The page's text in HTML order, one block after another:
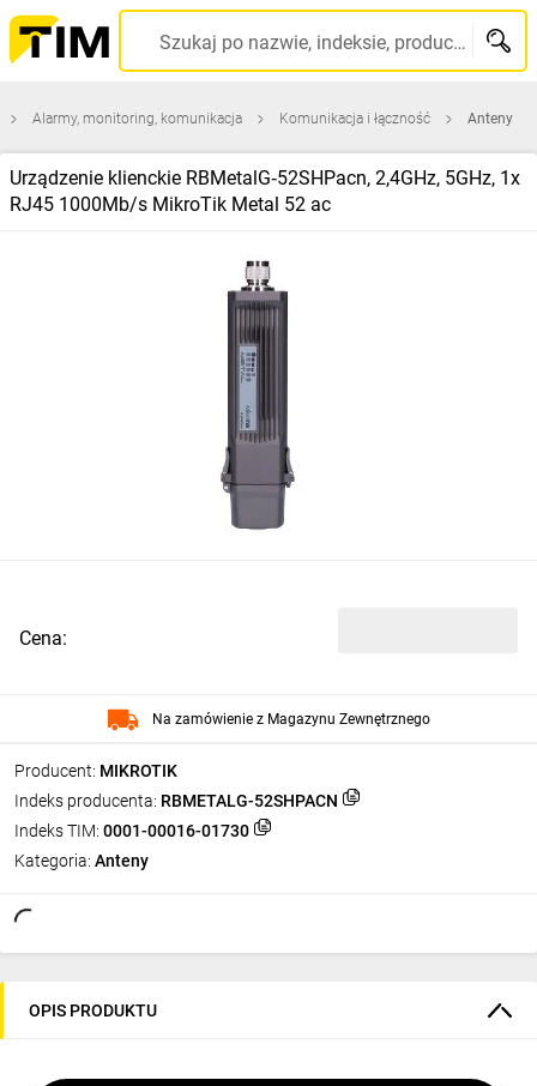
Szukaj po nazwie, indeksie, producencie, kodzie kreskowym...
Alarmy, monitoring, komunikacja Komunikacja i łączność Anteny
Urządzenie klienckie RBMetalG‑52SHPacn, 2,4GHz, 5GHz, 1x
RJ45 1000Mb/s MikroTik Metal 52 ac
Producent: MIKROTIK
Indeks producenta: RBMETALG-52SHPACN
Indeks TIM: 0001-00016-01730
Kategoria: Anteny
Cena:
Na zamówienie z Magazynu Zewnętrznego
OPIS PRODUKTU